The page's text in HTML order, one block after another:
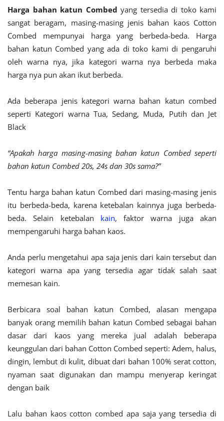
Harga bahan katun Combed yang tersedia di toko kami
sangat beragam, masing-masing jenis bahan kaos Cotton
Combed mempunyai harga yang berbeda-beda. Harga
bahan katun Combed yang ada di toko kami di pengaruhi
oleh warna nya, jika kategori warna nya berbeda maka
harga nya pun akan ikut berbeda.
Ada beberapa jenis kategori warna bahan katun combed
seperti Kategori warna Tua, Sedang, Muda, Putih dan Jet
Black
“Apakah harga masing-masing bahan katun Combed seperti
bahan katun Combed 20s, 24s dan 30s sama?”
Tentu harga bahan katun Combed dari masing-masing jenis
itu berbeda-beda, karena ketebalan kainnya juga berbeda-
beda. Selain ketebalan kain, faktor warna juga akan
mempengaruhi harga bahan kaos.
Anda perlu mengetahui apa saja jenis dari kain tersebut dan
kategori warna apa yang tersedia agar tidak salah saat
memesan kain.
Berbicara soal bahan katun Combed, alasan mengapa
banyak orang memilih bahan katun Combed sebagai bahan
dasar dari kaos yang mereka jual adalah beberapa
keunggulan dari bahan Cotton Combed seperti: Adem, halus,
dingin, lembut di kulit, dibuat dari bahan 100% serat cotton,
nyaman saat digunakan dan mampu menyerap keringat
dengan baik
Lalu bahan kaos cotton combed apa saja yang tersedia di